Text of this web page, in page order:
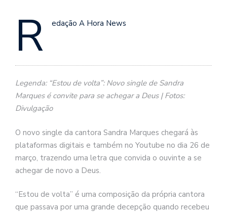
R edação A Hora News
Legenda: “Estou de volta”: Novo single de Sandra
Marques é convite para se achegar a Deus | Fotos:
Divulgação
O novo single da cantora Sandra Marques chegará às
plataformas digitais e também no Youtube no dia 26 de
março, trazendo uma letra que convida o ouvinte a se
achegar de novo a Deus.
“Estou de volta” é uma composição da própria cantora
que passava por uma grande decepção quando recebeu